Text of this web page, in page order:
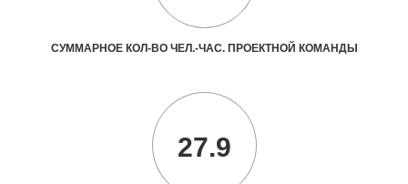
СУММАРНОЕ КОЛ-ВО ЧЕЛ.-ЧАС. ПРОЕКТНОЙ КОМАНДЫ
27.9